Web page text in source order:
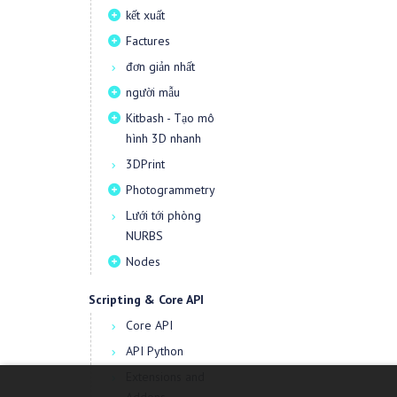
kết xuất
Factures
đơn giản nhất
người mẫu
Kitbash - Tạo mô
hình 3D nhanh
3DPrint
Photogrammetry
Lưới tới phòng
NURBS
Nodes
Scripting & Core API
Core API
API Python